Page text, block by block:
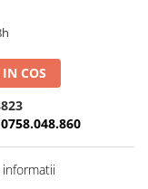
COS
0758.048.860